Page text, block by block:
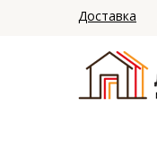
Доставка